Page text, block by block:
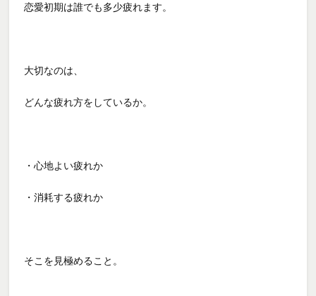
恋愛初期は誰でも多少疲れます。
大切なのは、
どんな疲れ方をしているか。
・心地よい疲れか
・消耗する疲れか
そこを見極めること。